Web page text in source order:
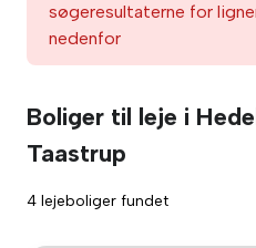
søgeresultaterne for
nedenfor
Boliger til leje i
Taastrup
4 lejeboliger fundet